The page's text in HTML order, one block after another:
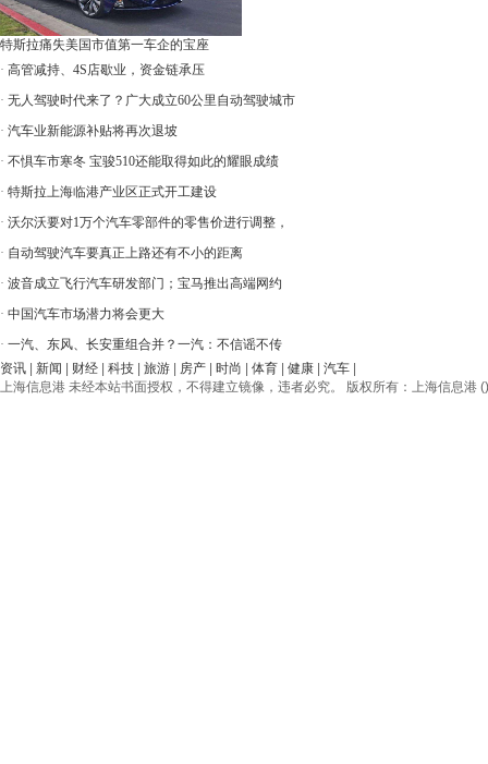
特斯拉痛失美国市值第一车企的宝座
· 高管减持、4S店歇业，资金链承压
· 无人驾驶时代来了？广大成立60公里自动驾驶城市
· 汽车业新能源补贴将再次退坡
· 不惧车市寒冬 宝骏510还能取得如此的耀眼成绩
· 特斯拉上海临港产业区正式开工建设
· 沃尔沃要对1万个汽车零部件的零售价进行调整，
· 自动驾驶汽车要真正上路还有不小的距离
· 波音成立飞行汽车研发部门；宝马推出高端网约
· 中国汽车市场潜力将会更大
· 一汽、东风、长安重组合并？一汽：不信谣不传
资讯
新闻 财经 科技 旅游 房产 时尚 体育 健康 汽车
上海信息港 未经本站书面授权，不得建立镜像，违者必究。 版权所有：上海信息